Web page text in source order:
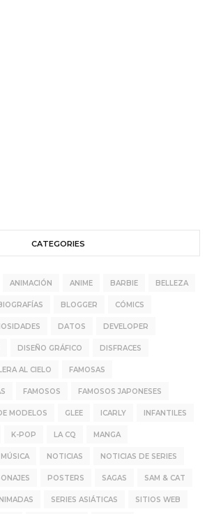
CATEGORIES
ANIMACIÓN ANIME BARBIE BELLEZA
BLOGGER CÓMICS
DATOS DEVELOPER
DISEÑO GRÁFICO DISFRACES
AL CIELO FAMOSAS
FAMOSOS FAMOSOS JAPONESES
MODELOS GLEE ICARLY INFANTILES
K-POP LA CQ MANGA
MÚSICA NOTICIAS NOTICIAS DE SERIES
POSTERS SAGAS SAM & CAT
SERIES ASIÁTICAS SITIOS WEB